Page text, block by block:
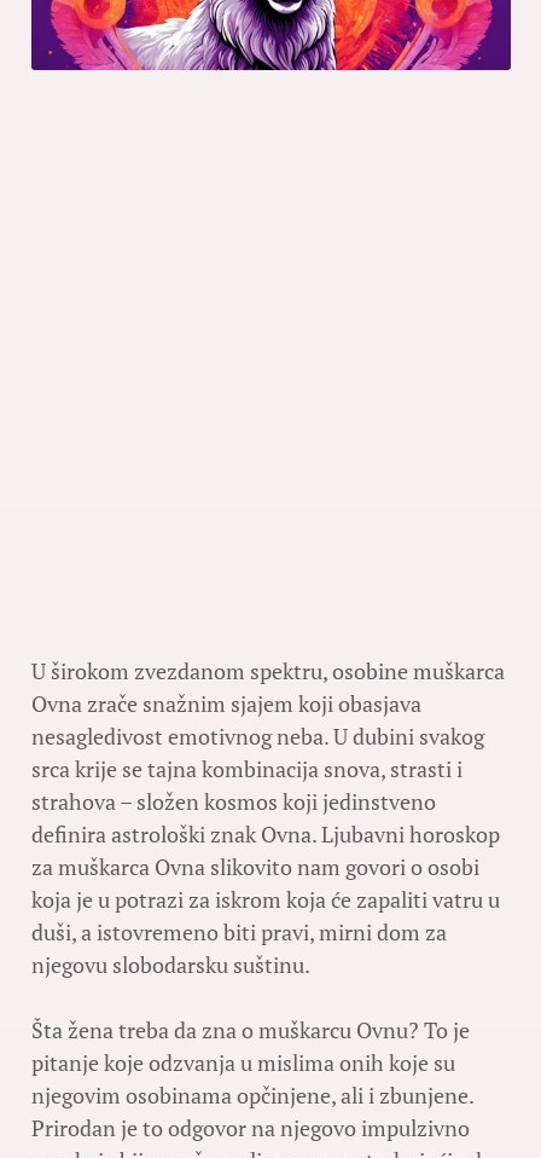
U širokom zvezdanom spektru, osobine muškarca
Ovna zrače snažnim sjajem koji obasjava
nesagledivost emotivnog neba. U dubini svakog
srca krije se tajna kombinacija snova, strasti i
strahova – složen kosmos koji jedinstveno
definira astrološki znak Ovna. Ljubavni horoskop
za muškarca Ovna slikovito nam govori o osobi
koja je u potrazi za iskrom koja će zapaliti vatru u
duši, a istovremeno biti pravi, mirni dom za
njegovu slobodarsku suštinu.
Šta žena treba da zna o muškarcu Ovnu? To je
pitanje koje odzvanja u mislima onih koje su
njegovim osobinama opčinjene, ali i zbunjene.
Prirodan je to odgovor na njegovo impulzivno